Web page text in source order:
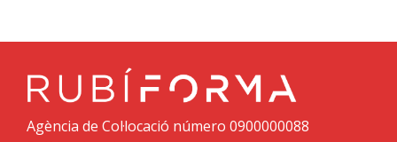
Agència de Col·locació número 0900000088